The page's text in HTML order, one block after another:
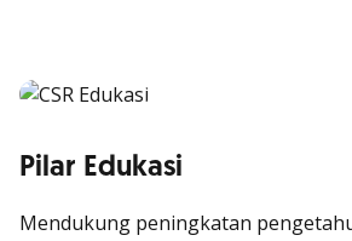
Pilar Edukasi
Mendukung peningkatan